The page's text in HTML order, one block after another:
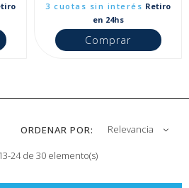
3 cuotas sin interés Retiro
en 24hs
Comprar
ORDENAR POR: Relevancia
24 de 30 elemento(s)